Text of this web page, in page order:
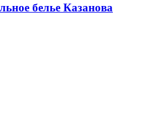
белье Казанова